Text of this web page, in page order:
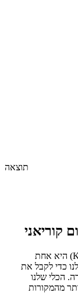
תוצאה
קוריאני
) היא אחת
כדי לקבל את
הכלי שלנו
מהמקורות